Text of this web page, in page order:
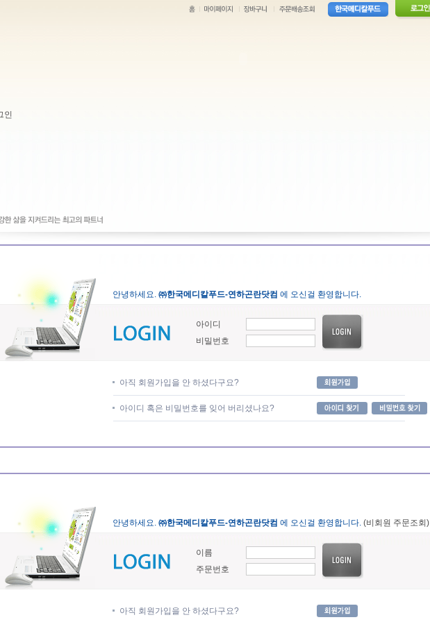
인
안녕하세요. ㈜한국메디칼푸드-연하곤란닷컴 에 오신걸 환영합니다.
아이디
비밀번호
아직 회원가입을 안 하셨다구요?
아이디 혹은 비밀번호를 잊어 버리셨나요?
안녕하세요. ㈜한국메디칼푸드-연하곤란닷컴 에 오신걸 환영합니다. (비회원 주문조회)
이름
주문번호
아직 회원가입을 안 하셨다구요?